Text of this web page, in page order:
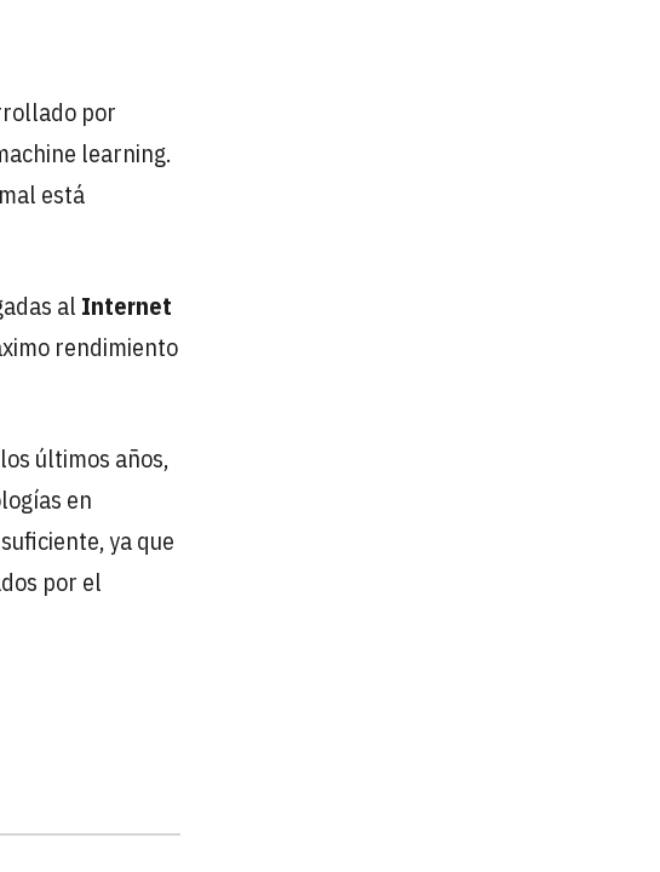
por
learning.
está
al Internet
rendimiento
últimos años,
en
ya que
por el